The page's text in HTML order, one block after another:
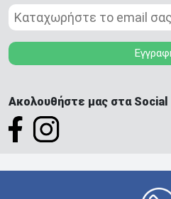
Ακολουθήστε μας στα Social